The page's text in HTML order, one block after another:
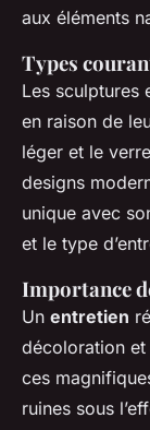
aux éléments
Types
Les sculptures
en raison de
léger et le
designs
unique avec
et le type
Importance
Un entretien
décoloration et
ces
ruines sous